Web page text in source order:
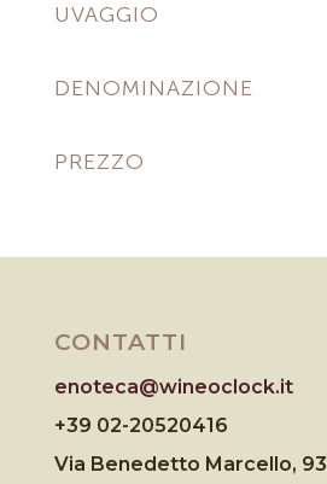
UVAGGIO
DENOMINAZIONE
PREZZO
CONTATTI
enoteca@wineoclock.it
+39 02-20520416
Via Benedetto Marcello, 93